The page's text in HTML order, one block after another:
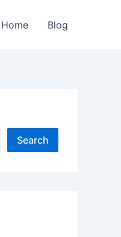
Home Blog
Search